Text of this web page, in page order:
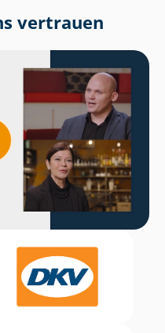
vertrauen